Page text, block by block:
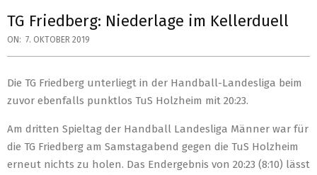
TG Friedberg: Niederlage im Kellerduell
ON: 7. OKTOBER 2019
Die TG Friedberg unterliegt in der Handball-Landesliga beim
zuvor ebenfalls punktlos TuS Holzheim mit 20:23.
Am dritten Spieltag der Handball Landesliga Männer war für
die TG Friedberg am Samstagabend gegen die TuS Holzheim
erneut nichts zu holen. Das Endergebnis von 20:23 (8:10) lässt